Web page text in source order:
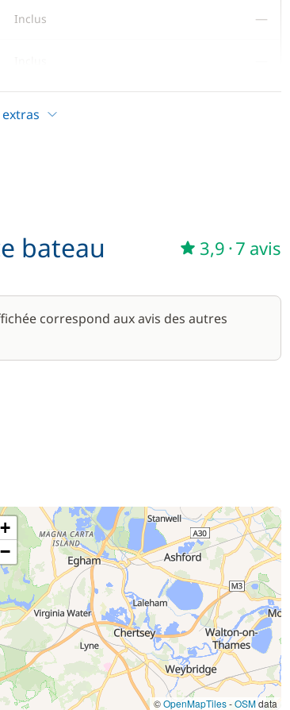
Inclus —
85,00 €
/ semaine
70,00 €
/ semaine
17,50 €
/ semaine
59,50 €
/ semaine
bateau 3,9 ·7 avis
correspond aux avis des autres
+
−
©OpenMapTiles-OSMdata